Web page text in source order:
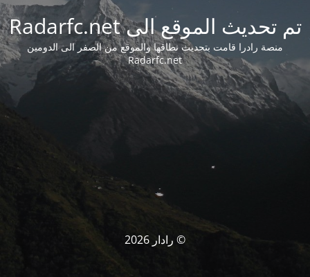
تم تحديث الموقع الى Radarfc.net
منصة رادرا قامت بتحديث نطاقها والموقع من الصفر الى الدومين
Radarfc.net
© رادار 2026